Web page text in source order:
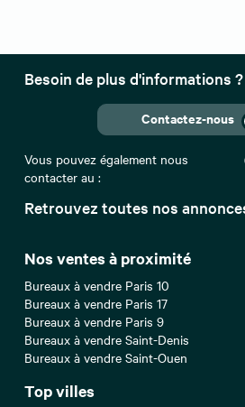
Retrouvez toutes nos
Nos ventes à proximité
Bureaux à vendre Paris 10
Bureaux à vendre Paris 17
Bureaux à vendre Paris 9
Bureaux à vendre Saint-Denis
Bureaux à vendre Saint-Ouen
Top villes
Besoin de plus d'informations ?
Contactez-nous
Vous pouvez également nous
contacter au :